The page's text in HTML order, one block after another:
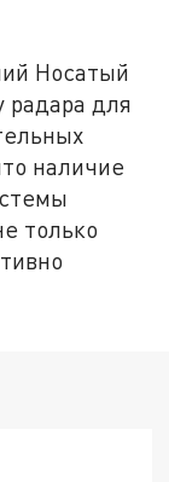
Носатый
радара для
наличие
только